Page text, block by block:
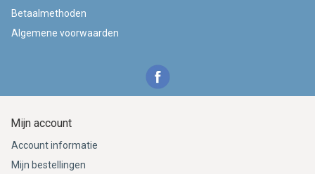
Betaalmethoden
Algemene voorwaarden
Mijn account
Account informatie
Mijn bestellingen